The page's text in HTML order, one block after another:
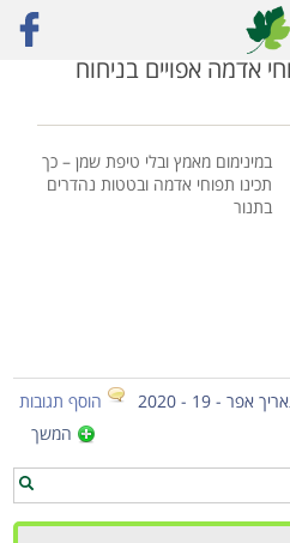
אדמה אפויים בניחוח
במינימום מאמץ ובלי טיפת שמן – כך
תכינו תפוחי אדמה ובטטות נהדרים
בתנור
אפר - 19 - 2020
הוסף תגובות
המשך